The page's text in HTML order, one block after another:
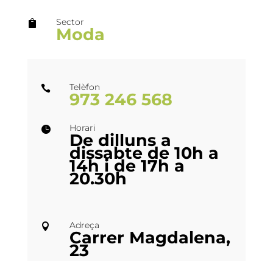
 Sector
Moda
 Telèfon
973 246 568
 Horari
De dilluns a
dissabte de 10h a
14h i de 17h a
20.30h
 Adreça
Carrer Magdalena,
23